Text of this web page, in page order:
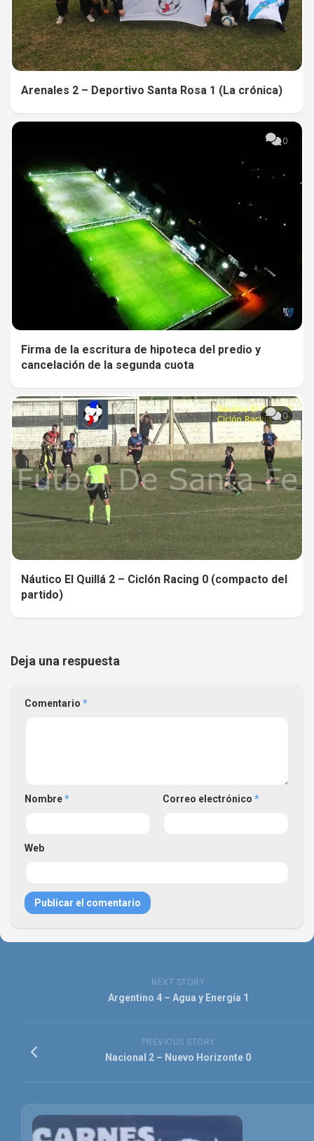
Arenales 2 – Deportivo Santa Rosa 1 (La crónica)
0
Firma de la escritura de hipoteca del predio y
cancelación de la segunda cuota
0
Náutico El Quillá 2 – Ciclón Racing 0 (compacto del
partido)
Deja una respuesta
Comentario *
Nombre* Correo electrónico *
Web
NEXT STORY
Argentino 4 – Agua y Energía 1
PREVIOUS STORY
Nacional 2 – Nuevo Horizonte 0